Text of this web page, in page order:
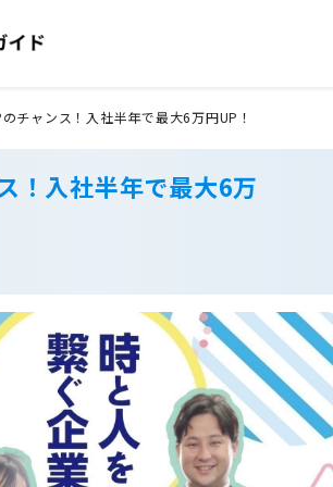
チャンス！入社半年で最大6万円UP！
！入社半年で最大6万